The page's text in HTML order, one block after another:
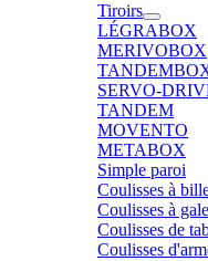
Tiroirs
LÉGRABOX
MERIVOBOX
SERVO-
TANDEM
MOVENTO
METABOX
Simple paroi
Coulisses à
Coulisses à
Coulisses de
Coulisses